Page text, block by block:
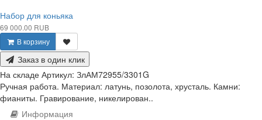
Набор для коньяка
69 000.00 RUB
В корзину
Заказ в один клик
На складе Артикул: ЗлАМ72955/3301G
Ручная работа. Материал: латунь, позолота, хрусталь. Камни:
фианиты. Гравирование, никелирован..
Информация